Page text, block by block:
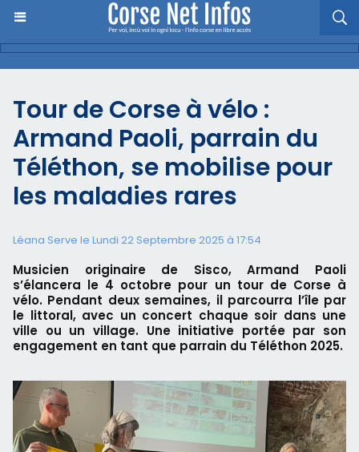
Tour de Corse à vélo :
Armand Paoli, parrain du
Téléthon, se mobilise pour
les maladies rares
Léana Serve le Lundi 22 Septembre 2025 à 17:54
Musicien originaire de Sisco, Armand Paoli
s’élancera le 4 octobre pour un tour de Corse à
vélo. Pendant deux semaines, il parcourra l’île par
le littoral, avec un concert chaque soir dans une
ville ou un village. Une initiative portée par son
engagement en tant que parrain du Téléthon 2025.